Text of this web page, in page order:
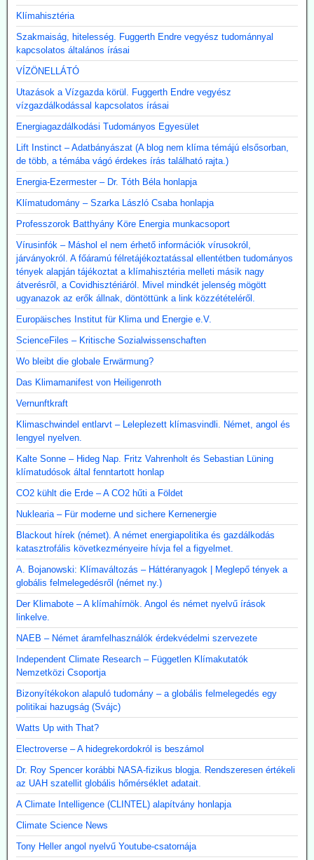
Klímahisztéria
Szakmaiság, hitelesség. Fuggerth Endre vegyész tudománnyal
kapcsolatos általános írásai
VÍZÖNELLÁTÓ
Utazások a Vízgazda körül. Fuggerth Endre vegyész
vízgazdálkodással kapcsolatos írásai
Energiagazdálkodási Tudományos Egyesület
Lift Instinct – Adatbányászat (A blog nem klíma témájú elsősorban,
de több, a témába vágó érdekes írás található rajta.)
Energia-Ezermester – Dr. Tóth Béla honlapja
Klímatudomány – Szarka László Csaba honlapja
Professzorok Batthyány Köre Energia munkacsoport
Vírusinfók – Máshol el nem érhető információk vírusokról,
járványokról. A főáramú félretájékoztatással ellentétben tudományos
tények alapján tájékoztat a klímahisztéria melleti másik nagy
átverésről, a Covidhisztériáról. Mivel mindkét jelenség mögött
ugyanazok az erők állnak, döntöttünk a link közzétételéről.
Europäisches Institut für Klima und Energie e.V.
ScienceFiles – Kritische Sozialwissenschaften
Wo bleibt die globale Erwärmung?
Das Klimamanifest von Heiligenroth
Vernunftkraft
Klimaschwindel entlarvt – Leleplezett klímasvindli. Német, angol és
lengyel nyelven.
Kalte Sonne – Hideg Nap. Fritz Vahrenholt és Sebastian Lüning
klímatudósok által fenntartott honlap
CO2 kühlt die Erde – A CO2 hűti a Földet
Nuklearia – Für moderne und sichere Kernenergie
Blackout hírek (német). A német energiapolitika és gazdálkodás
katasztrofális következményeire hívja fel a figyelmet.
A. Bojanowski: Klímaváltozás – Háttéranyagok | Meglepő tények a
globális felmelegedésről (német ny.)
Der Klimabote – A klímahírnök. Angol és német nyelvű írások
linkelve.
NAEB – Német áramfelhasználók érdekvédelmi szervezete
Independent Climate Research – Független Klímakutatók
Nemzetközi Csoportja
Bizonyítékokon alapuló tudomány – a globális felmelegedés egy
politikai hazugság (Svájc)
Watts Up with That?
Electroverse – A hidegrekordokról is beszámol
Dr. Roy Spencer korábbi NASA-fizikus blogja. Rendszeresen értékeli
az UAH szatellit globális hőmérséklet adatait.
A Climate Intelligence (CLINTEL) alapítvány honlapja
Climate Science News
Tony Heller angol nyelvű Youtube-csatornája